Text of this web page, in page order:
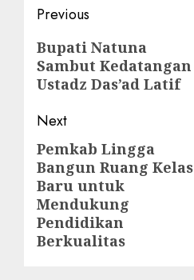
Post
navigation
Previous
Previous
post:
Bupati Natuna
Sambut Kedatangan
Ustadz Das’ad Latif
Next
Next
post:
Pemkab Lingga
Bangun Ruang Kelas
Baru untuk
Mendukung
Pendidikan
Berkualitas